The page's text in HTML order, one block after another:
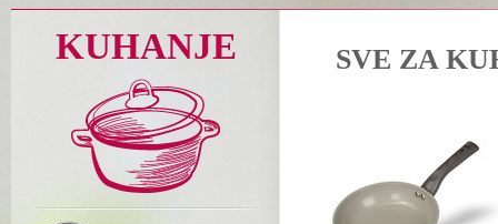
KUHANJE SVE ZA